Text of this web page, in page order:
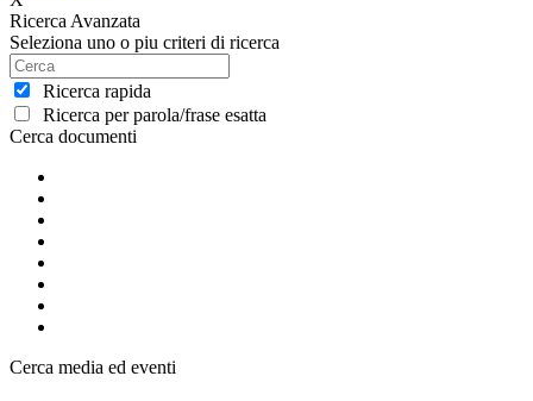
Ricerca Avanzata
Seleziona uno o piu criteri di ricerca
Ricerca rapida
Ricerca per parola/frase esatta
Cerca documenti
Cerca media ed eventi